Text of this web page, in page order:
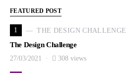
FEATURED POST
1 THE DESIGN CHALLENGE
The Design Challenge
27/03/2021 308 views